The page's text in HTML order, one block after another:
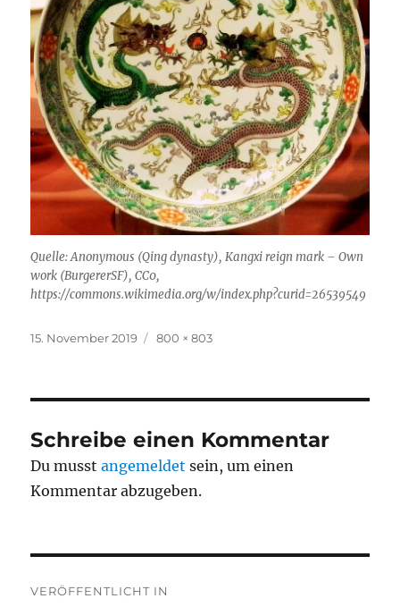
Quelle: Anonymous (Qing dynasty), Kangxi reign mark – Own
work (BurgererSF), CC0,
https://commons.wikimedia.org/w/index.php?curid=26539549
Veröffentlicht
15. November 2019 Originalgröße
800 × 803
Schreibe einen Kommentar
Du musstangemeldet sein, um einen
Kommentar abzugeben.
VERÖFFENTLICHT IN